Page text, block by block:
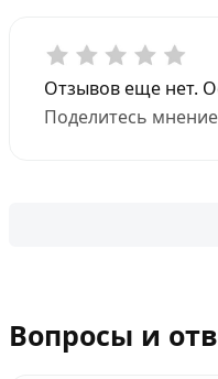
Отзывов еще нет.
Поделитесь
Вопросы и